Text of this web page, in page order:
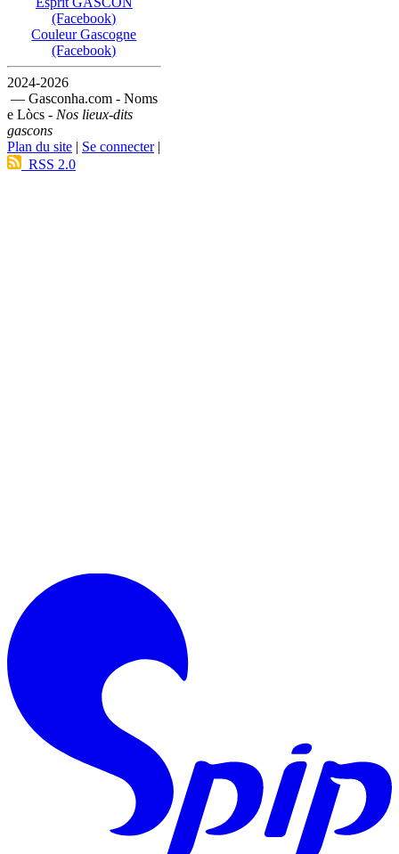
(Facebook)
Couleur Gascogne
(Facebook)
2024-2026
— Gasconha.com - Noms
e Lòcs - Nos lieux-dits
gascons
Plan du site | Se connecter|
RSS 2.0